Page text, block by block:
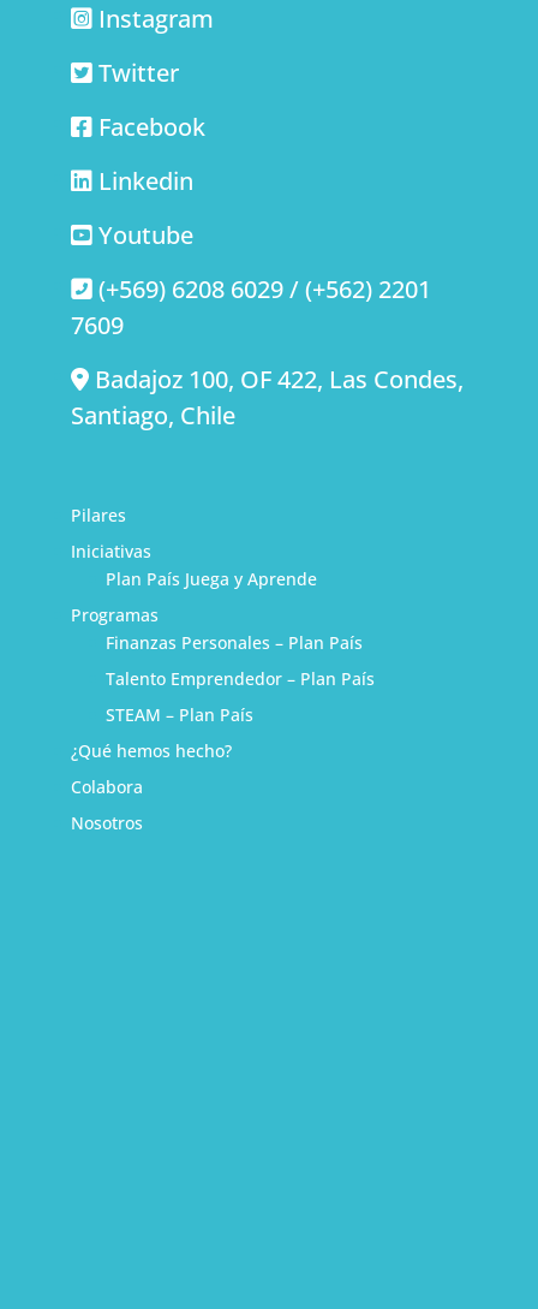
Instagram
Twitter
Facebook
Linkedin
Youtube
(+569) 6208 6029 / (+562) 2201
7609
Badajoz 100, OF 422, Las Condes,
Santiago, Chile
Pilares
Iniciativas
Plan País Juega y Aprende
Programas
Finanzas Personales – Plan País
Talento Emprendedor – Plan País
STEAM – Plan País
¿Qué hemos hecho?
Colabora
Nosotros